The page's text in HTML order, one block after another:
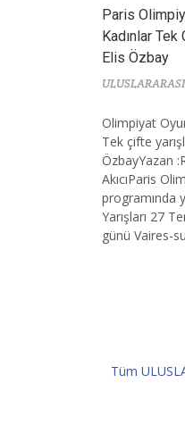
Paris
Kadınlar Tek
Elis Özbay
Olimpiyat
Tek çifte
ÖzbayYazan
AkıcıParis
programında
Yarışları 27
günü Vaires-
Tüm